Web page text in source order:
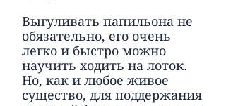
Выгуливать папильона не
обязательно, его очень
легко и быстро можно
научить ходить на лоток.
Но, как и любое живое
существо, для поддержания